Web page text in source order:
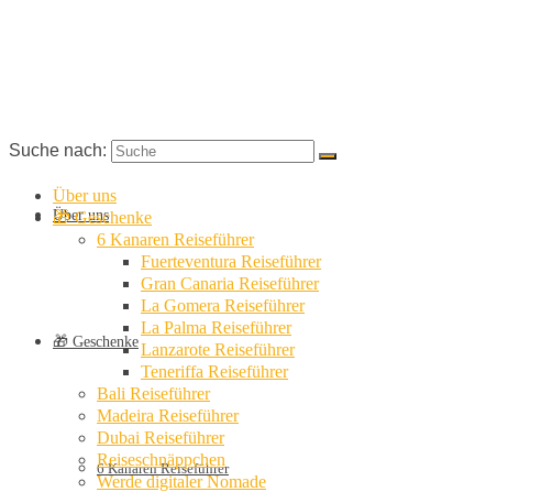
Über uns
🎁 Geschenke
6 Kanaren Reiseführer
Suche nach:
Über uns
🎁 Geschenke
6 Kanaren Reiseführer
Fuerteventura Reiseführer
Gran Canaria Reiseführer
La Gomera Reiseführer
La Palma Reiseführer
Lanzarote Reiseführer
Teneriffa Reiseführer
Bali Reiseführer
Madeira Reiseführer
Dubai Reiseführer
Reiseschnäppchen
Werde digitaler Nomade